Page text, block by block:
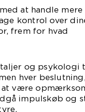
at handle mere
kontrol over
frem for hvad
og psykologi
hver
være
impulskøb og